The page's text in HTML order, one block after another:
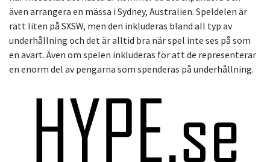
även arrangera en mässa i Sydney, Australien. Speldelen är
rätt liten på SXSW, men den inkluderas bland all typ av
underhållning och det är alltid bra när spel inte ses på som
en avart. Även om spelen inkluderas för att de representerar
en enorm del av pengarna som spenderas på underhållning.